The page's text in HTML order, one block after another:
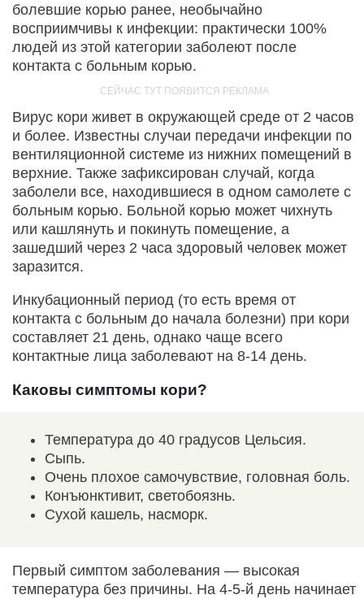
болевшие корью ранее, необычайно
восприимчивы к инфекции: практически 100%
людей из этой категории заболеют после
контакта с больным корью.
Вирус кори живет в окружающей среде от 2 часов
и более. Известны случаи передачи инфекции по
вентиляционной системе из нижних помещений в
верхние. Также зафиксирован случай, когда
заболели все, находившиеся в одном самолете с
больным корью. Больной корью может чихнуть
или кашлянуть и покинуть помещение, а
зашедший через 2 часа здоровый человек может
заразится.
Инкубационный период (то есть время от
контакта с больным до начала болезни) при кори
составляет 21 день, однако чаще всего
контактные лица заболевают на 8-14 день.
Каковы симптомы кори?
Температура до 40 градусов Цельсия.
Сыпь.
Очень плохое самочувствие, головная боль.
Конъюнктивит, светобоязнь.
Сухой кашель, насморк.
Первый симптом заболевания — высокая
температура без причины. На 4-5-й день начинает